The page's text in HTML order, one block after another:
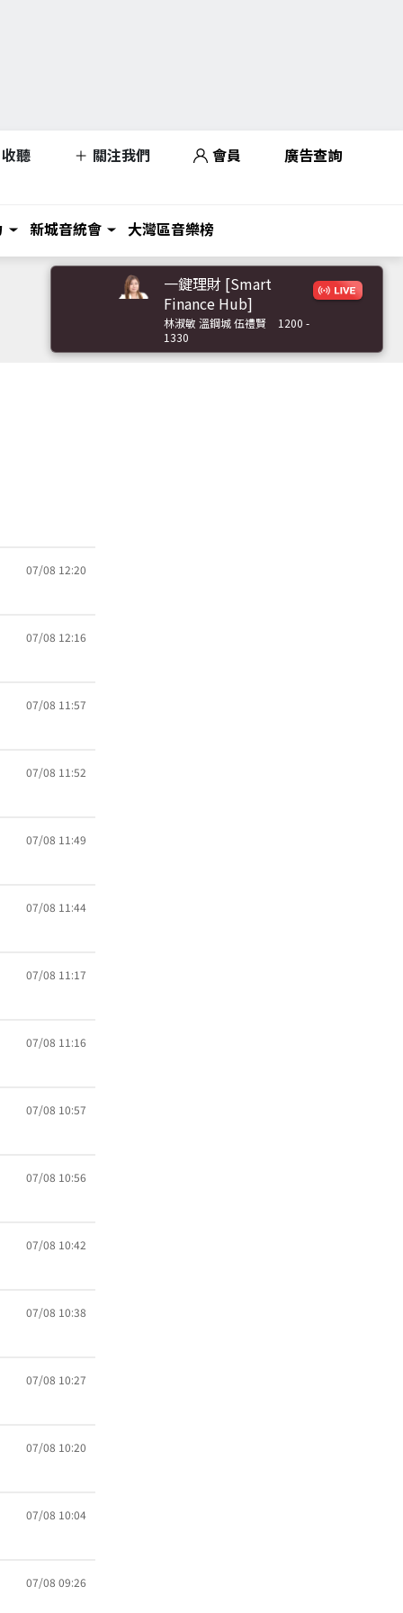
收聽 關注我們 會員 廣告查詢
新城音統會 大灣區音樂榜
一鍵理財 [Smart
Finance Hub]
林淑敏 溫鋼城 伍禮賢
1200 -
1330
07/08 12:20
07/08 12:16
07/08 11:57
07/08 11:52
07/08 11:49
07/08 11:44
07/08 11:17
07/08 11:16
07/08 10:57
07/08 10:56
07/08 10:42
07/08 10:38
07/08 10:27
07/08 10:20
07/08 10:04
07/08 09:26